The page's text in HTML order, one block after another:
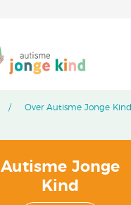
Over Autisme Jonge Kind
Autisme Jonge
Kind